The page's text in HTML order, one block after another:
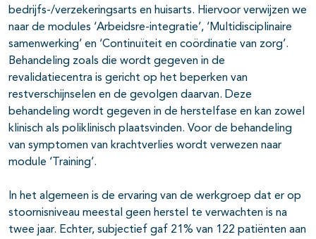
bedrijfs-/verzekeringsarts en huisarts. Hiervoor verwijzen we
naar de modules ‘Arbeidsre-integratie’, ‘Multidisciplinaire
samenwerking’ en ‘Continuïteit en coördinatie van zorg’.
Behandeling zoals die wordt gegeven in de
revalidatiecentra is gericht op het beperken van
restverschijnselen en de gevolgen daarvan. Deze
behandeling wordt gegeven in de herstelfase en kan zowel
klinisch als poliklinisch plaatsvinden. Voor de behandeling
van symptomen van krachtverlies wordt verwezen naar
module ‘Training’.
In het algemeen is de ervaring van de werkgroep dat er op
stoornisniveau meestal geen herstel te verwachten is na
twee jaar. Echter, subjectief gaf 21% van 122 patiënten aan